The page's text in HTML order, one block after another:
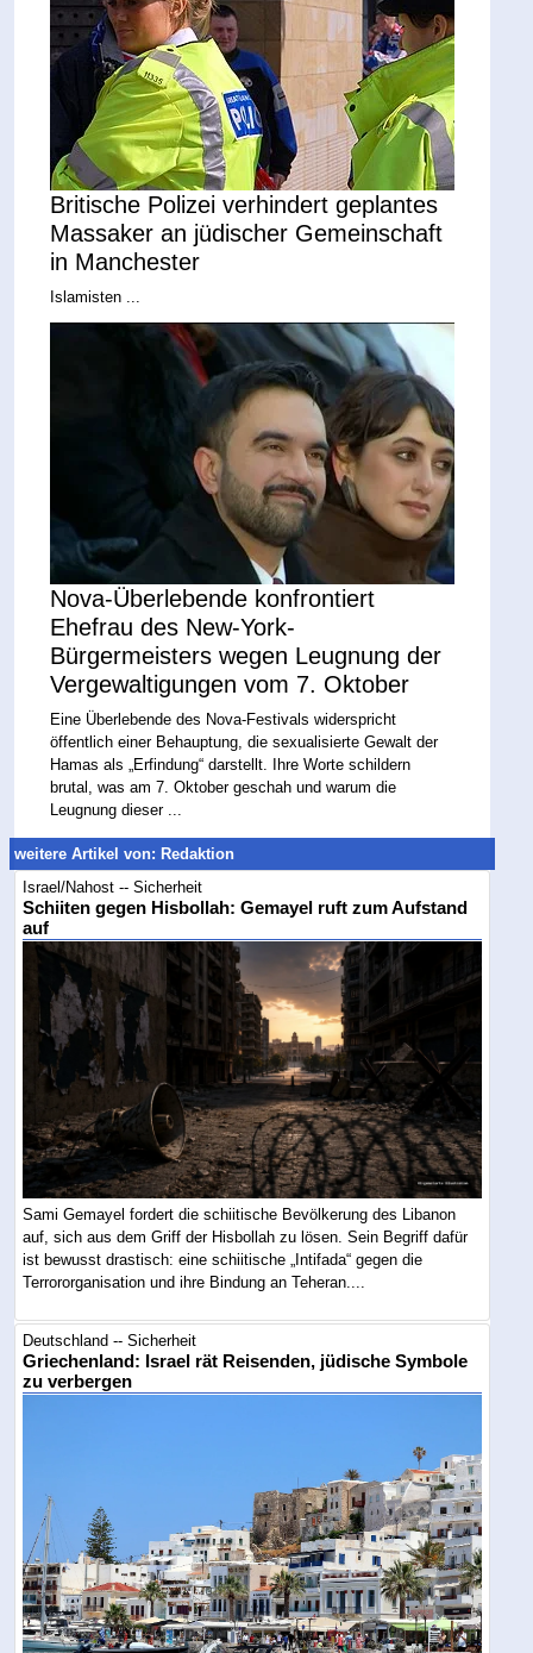
Britische Polizei verhindert geplantes
Massaker an jüdischer Gemeinschaft
in Manchester
Islamisten ...
Nova-Überlebende konfrontiert
Ehefrau des New-York-
Bürgermeisters wegen Leugnung der
Vergewaltigungen vom 7. Oktober
Eine Überlebende des Nova-Festivals widerspricht
öffentlich einer Behauptung, die sexualisierte Gewalt der
Hamas als „Erfindung“ darstellt. Ihre Worte schildern
brutal, was am 7. Oktober geschah und warum die
Leugnung dieser ...
weitere Artikel von: Redaktion
Israel/Nahost -- Sicherheit
Schiiten gegen Hisbollah: Gemayel ruft zum Aufstand
auf
Sami Gemayel fordert die schiitische Bevölkerung des Libanon
auf, sich aus dem Griff der Hisbollah zu lösen. Sein Begriff dafür
ist bewusst drastisch: eine schiitische „Intifada“ gegen die
Terrororganisation und ihre Bindung an Teheran....
Deutschland -- Sicherheit
Griechenland: Israel rät Reisenden, jüdische Symbole
zu verbergen